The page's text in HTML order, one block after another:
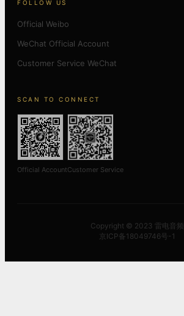
FOLLOW US
Official Weibo
WeChat Official Account
Customer Service WeChat
SCAN TO CONNECT
Official AccountCustomer Service
Copyright © 2023 雷电音频
京ICP备18049746号-1